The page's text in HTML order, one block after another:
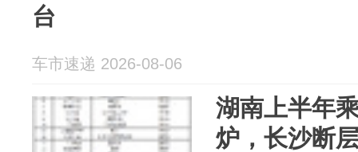
台
车市速递 2026-08-06
湖南上半年
炉，长沙断